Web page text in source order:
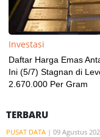
Investasi
Daftar Harga Emas
Ini (5/7) Stagnan di
2.670.000 Per Gram
TERBARU
PUSAT DATA | 09 Agustus